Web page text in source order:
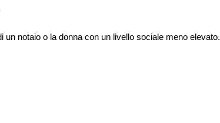
notaio o la donna con un livello sociale meno elevato.